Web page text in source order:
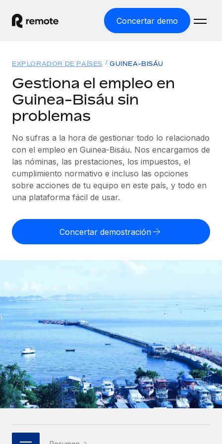
Concertar demo
EMPLEO GLOBAL
Nómina global
legalidad.
Employer of Record
Expándete en todo el mundo sin gastar en entidades.
Contractor of Record
cumpliendo la normativa.
Contractor Management
INFRAESTRUCTURA
Conexión Remote
Integra los RR. HH. en tus flujos de trabajo sin
complicaciones.
Plataforma
Funciones esenciales de RR. HH. integradas para tu
equipo.
mediante nuestro MCP.
Soluciones
Explorador de países
Consulta el soporte del empleo global según el país.
Explorador estatal de EE. UU.
Simplifica la contratación en todos los estados de EE.
UU.
Comparador de Remote
Compáranos con otras empresas.
ETAPAS DE CRECIMIENTO
Soluciones ágiles de RR. HH. globales y nóminas para
empresas en crecimiento.
Mediana empresa
Amplía tu equipo con soluciones de RR. HH.
personalizadas.
Empresa
RR. HH. globales para grandes empresas.
ASOCIARSE
Socios tecnológicos estratégicos
Recursos
HERRAMIENTAS Y CALCULADORAS
Calculadora del riesgo de clasificación errónea
Consulta el riesgo de clasificación errónea por país.
Calculadora del coste por empleado
cualquier país.
APRENDIZAJE CON REMOTE
Guías y recursos
Casos prácticos
Glosario de RR. HH.
Listas de verificación y plantillas
Biblioteca de descripciones de puestos
Eventos
Precios
Español
English
Nederlands
Deutsch
Español
Italiano
Português (Portugal)
日本語
한국어
中文（简体）
Iniciar sesión
EXPLORADOR DE PAÍSES GUINEA-BISÁU
Gestiona el empleo en
Guinea-Bisáu sin
problemas
No sufras a la hora de gestionar todo lo relacionado
con el empleo en Guinea-Bisáu. Nos encargamos de
las nóminas, las prestaciones, los impuestos, el
cumplimiento normativo e incluso las opciones
sobre acciones de tu equipo en este país, y todo en
una plataforma fácil de usar.
Concertar demostración